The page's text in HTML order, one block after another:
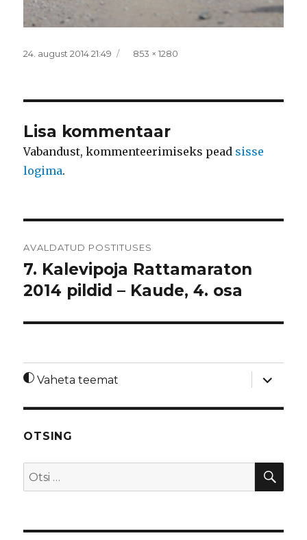
Postitatud
24. august 2014 21:49 Täissuurus
853 × 1280
Lisa kommentaar
Vabandust, kommenteerimiseks pead sisse
logima.
AVALDATUD POSTITUSES
7. Kalevipoja Rattamaraton
2014 pildid – Kaude, 4. osa
Vaheta teemat
laienda
OTSING
Otsi: